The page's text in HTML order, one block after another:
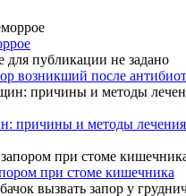
возникший после
причины и методы
при стоме кишечника